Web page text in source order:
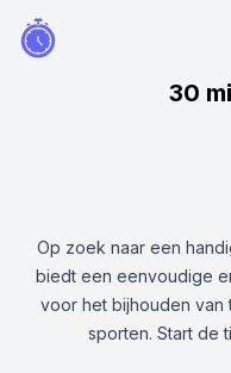
30
Op zoek naar een
biedt een eenvoudige
voor het bijhouden van
sporten. Start de